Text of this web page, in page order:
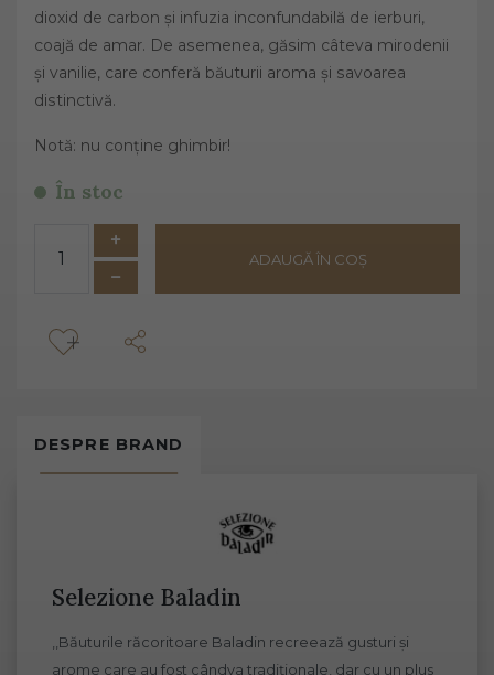
dioxid de carbon și infuzia inconfundabilă de ierburi,
coajă de amar. De asemenea, găsim câteva mirodenii
și vanilie, care conferă băuturii aroma și savoarea
distinctivă.
Notă: nu conține ghimbir!
În stoc
ADAUGĂ ÎN COȘ
DESPRE BRAND
Selezione Baladin
,,Băuturile răcoritoare Baladin recreează gusturi și
arome care au fost cândva tradiționale, dar cu un plus